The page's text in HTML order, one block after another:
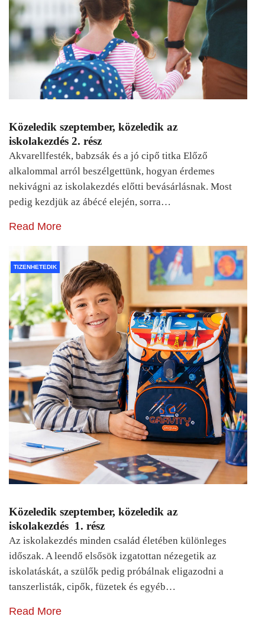
Közeledik szeptember, közeledik az
iskolakezdés 2. rész
Akvarellfesték, babzsák és a jó cipő titka Előző
alkalommal arról beszélgettünk, hogyan érdemes
nekivágni az iskolakezdés előtti bevásárlásnak. Most
pedig kezdjük az ábécé elején, sorra…
Read More
TIZENHETEDIK
Közeledik szeptember, közeledik az
iskolakezdés 1. rész
Az iskolakezdés minden család életében különleges
időszak. A leendő elsősök izgatottan nézegetik az
iskolatáskát, a szülők pedig próbálnak eligazodni a
tanszerlisták, cipők, füzetek és egyéb…
Read More